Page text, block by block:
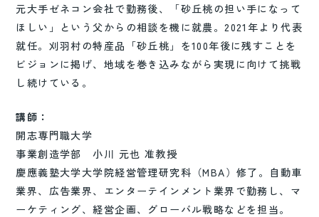
元大手ゼネコン会社で勤務後、「砂丘桃の担い手になって
ほしい」という父からの相談を機に就農。2021年より代表
就任。刈羽村の特産品「砂丘桃」を100年後に残すことを
ビジョンに掲げ、地域を巻き込みながら実現に向けて挑戦
し続けている。
講師：
開志専門職大学
事業創造学部 小川 元也 准教授
慶應義塾大学大学院経営管理研究科（MBA）修了。自動車
業界、広告業界、エンターテインメント業界で勤務し、マ
ーケティング、経営企画、グローバル戦略などを担当。